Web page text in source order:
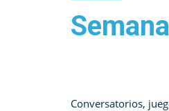
Conversatorios,